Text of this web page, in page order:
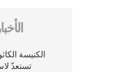
الكنيسة
تستعدّ